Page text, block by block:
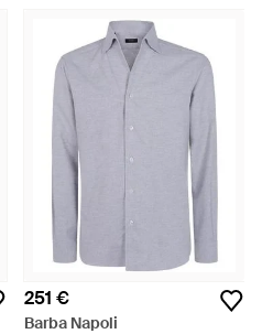
251 €
Barba Napoli